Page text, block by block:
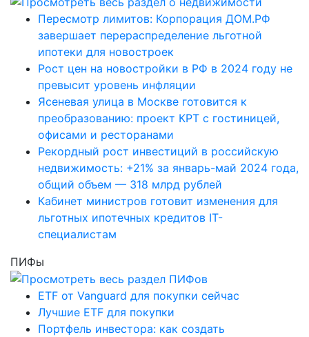
Пересмотр лимитов: Корпорация ДОМ.РФ
завершает перераспределение льготной
ипотеки для новостроек
Рост цен на новостройки в РФ в 2024 году не
превысит уровень инфляции
Ясеневая улица в Москве готовится к
преобразованию: проект КРТ с гостиницей,
офисами и ресторанами
Рекордный рост инвестиций в российскую
недвижимость: +21% за январь-май 2024 года,
общий объем — 318 млрд рублей
Кабинет министров готовит изменения для
льготных ипотечных кредитов IT-
специалистам
ПИФы
ETF от Vanguard для покупки сейчас
Лучшие ETF для покупки
Портфель инвестора: как создать